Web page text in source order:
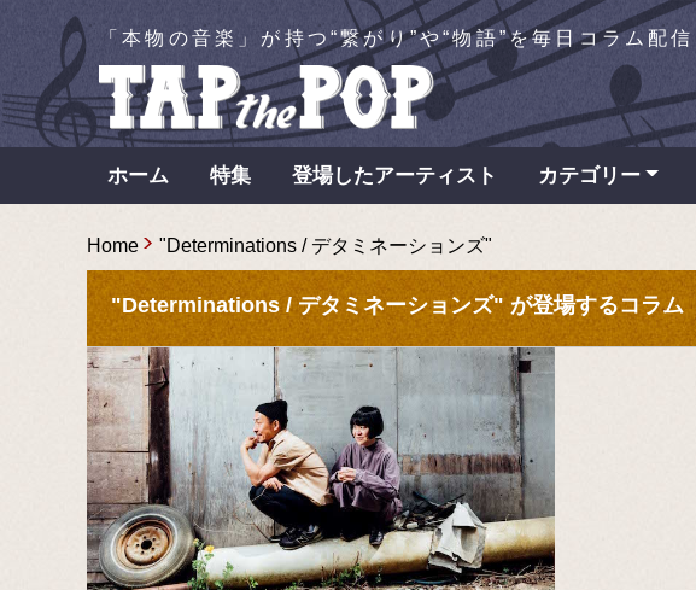
「本物の音楽」が持つ“繋がり”や“物語”を毎日コラム配信
ホーム 特集 登場したアーティスト カテゴリー
Home "Determinations / デタミネーションズ"
"Determinations / デタミネーションズ" が登場するコラム